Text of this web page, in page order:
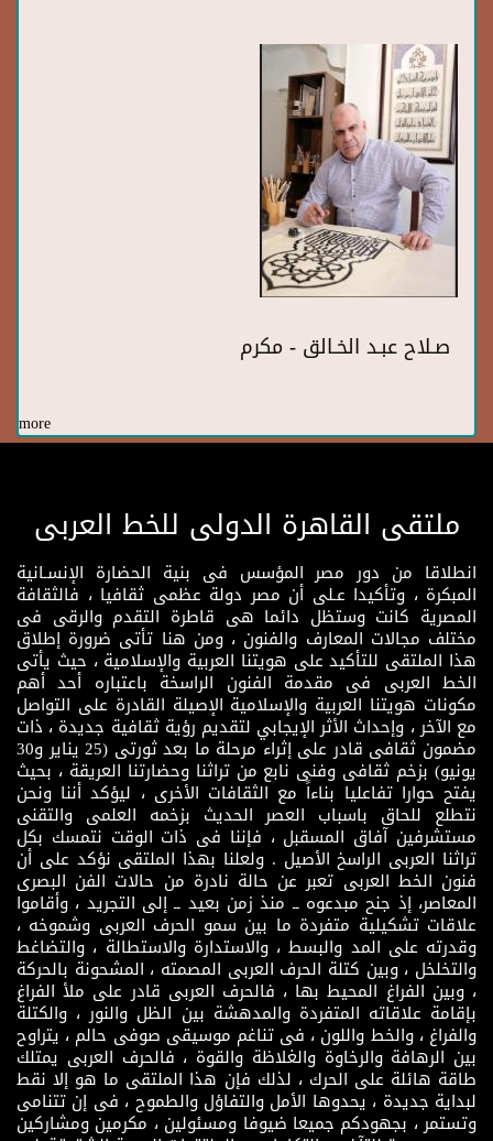
صـلاح عبـد الخـالق - مكرم
more
ملتقى القاهرة الدولى للخط العربى
انطلاقا من دور مصر المؤسس فى بنية الحضارة الإنسـانية
المبكرة ، وتأكيدا عـلى أن مصر دولة عظمى ثقافيا ، فالثقافة
المصرية كانت وستظل دائما هى قاطرة التقدم والرقى فى
مختلف مجالات المعارف والفنون ، ومن هنا تأتى ضرورة إطلاق
هذا الملتقى للتأكيد على هويتنا العربية والإسلامية ، حيث يأتى
الخط العربى فى مقدمة الفنون الراسخة باعتباره أحد أهم
مكونات هويتنا العربية والإسلامية الإصيلة القادرة على التواصل
مع الآخر ، وإحداث الأثر الإيجابي لتقديم رؤية ثقافية جديدة ، ذات
مضمون ثقافى قادر على إثراء مرحلة ما بعد ثورتى (25 يناير و30
يونيو) بزخم ثقافى وفنى نابع من تراثنا وحضارتنا العريقة ، بحيث
يفتح حوارا تفاعليا بناءاً مع الثقافات الأخرى ، ليؤكد أننا ونحن
نتطلع للحاق باسباب العصر الحديث بزخمه العلمى والتقنى
مستشرفين آفاق المسقبل ، فإننا فى ذات الوقت نتمسك بكل
تراثنا العربى الراسخ الأصيل . ولعلنا بهذا الملتقى نؤكد على أن
فنون الخط العربى تعبر عن حالة نادرة من حالات الفن البصرى
المعاصر، إذ جنح مبدعوه ــ منذ زمن بعيد ــ إلى التجريد ، وأقاموا
علاقات تشكيلية متفردة ما بين سمو الحرف العربى وشموخه ،
وقدرته على المد والبسط ، والاستدارة والاستطالة ، والتضاغط
والتخلخل ، وبين كتلة الحرف العربى المصمته ، المشحونة بالحركة
، وبين الفراغ المحيط بها ، فالحرف العربى قادر على ملأ الفراغ
بإقامة علاقاته المتفردة والمدهشة بين الظل والنور ، والكتلة
والفراغ ، والخط واللون ، فى تناغم موسيقى صوفى حالم ، يتراوح
بين الرهافة والرخاوة والغلاظة والقوة ، فالحرف العربى يمتلك
طاقة هائلة على الحرك ، لذلك فإن هذا الملتقى ما هو إلا نقط
لبداية جديدة ، يحدوها الأمل والتفاؤل والطموح ، فى إن تتنامى
وتستمر ، بجهودكم جميعا ضيوفا ومسئولين ، مكرمين ومشاركين